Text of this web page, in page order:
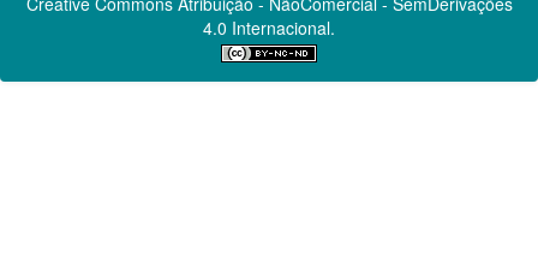
4.0 Internacional.